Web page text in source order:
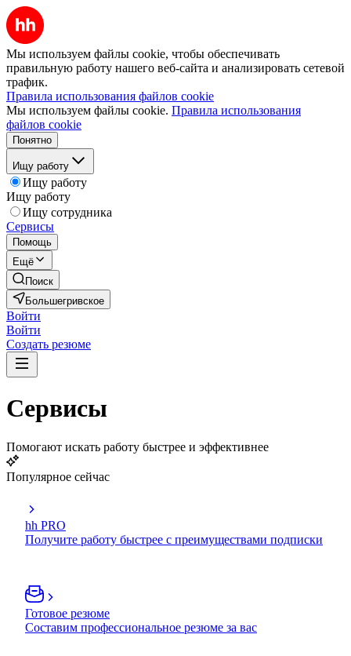
Мы используем файлы cookie, чтобы обеспечивать
правильную работу нашего веб-сайта и анализировать сетевой
трафик.
Правила использования файлов cookie
Мы используем файлы cookie. Правила использования
файлов cookie
Понятно
Ищу работу
Ищу работу
Ищу работу
Ищу сотрудника
Сервисы
Помощь
Ещё
Поиск
Большегривское
Войти
Войти
Создать резюме
Сервисы
Помогают искать работу быстрее и эффективнее
Популярное сейчас
hh PRO
Получите работу быстрее с преимуществами подписки
Готовое резюме
Составим профессиональное резюме за вас